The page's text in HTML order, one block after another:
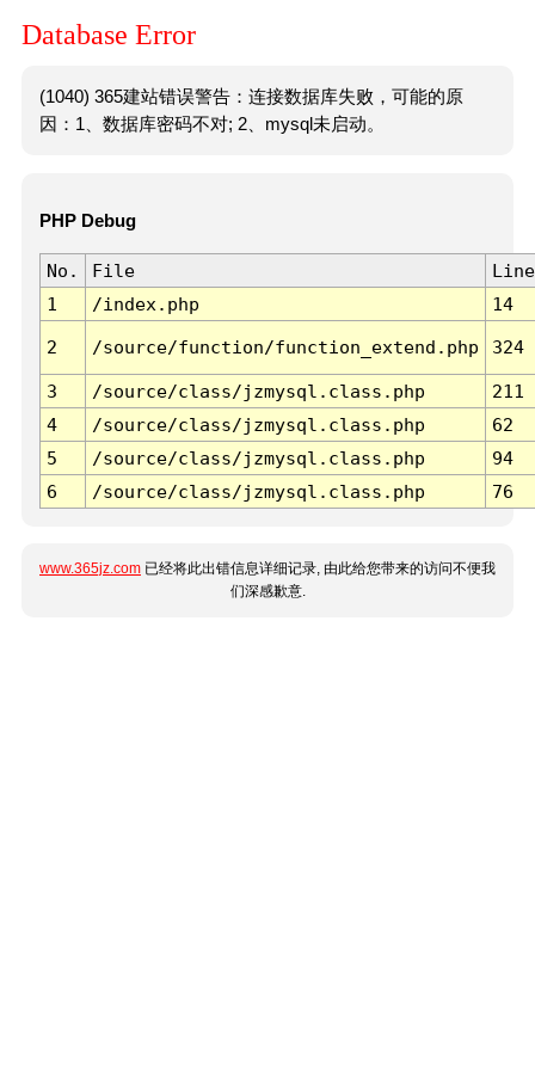
Database Error
(1040) 365建站错误警告：连接数据库失败，可能的原
因：1、数据库密码不对; 2、mysql未启动。
PHP Debug
No. File
Line
1
/index.php 14
2 /source/function/function_extend.php 324
3 /source/class/jzmysql.class.php
211
4
/source/class/jzmysql.class.php
62
5
/source/class/jzmysql.class.php
94
6
/source/class/jzmysql.class.php 76
www.365jz.com 已经将此出错信息详细记录, 由此给您带来的访问不便我
们深感歉意.